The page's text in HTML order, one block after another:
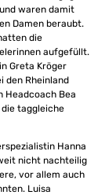
waren damit
Damen beraubt.
die
aufgefüllt.
Greta Kröger
den Rheinland
Headcoach Bea
die taggleiche
Hanna
nicht nachteilig
vor allem auch
Luisa